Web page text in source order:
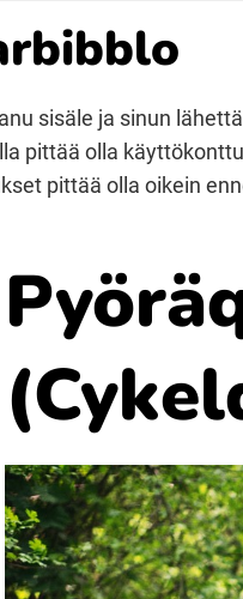
sisäle ja sinun
pittää olla
pittää olla oikein